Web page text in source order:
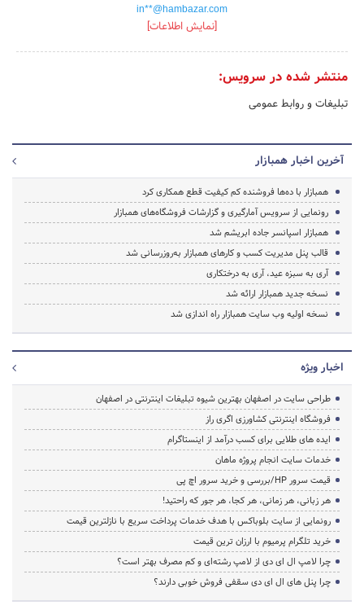
in**@hambazar.com
[نمایش اطلاعات]
منتشر شده در سرویس:
تبلیغات و روابط عمومی
آخرین اخبار همبازار
همبازار با ده‌ها فروشنده کم کیفیت قطع همکاری کرد
رونمایی از سرویس آمارگیری و گزارشات فروشگاه‌های همبازار
همبازار اسپانسر جاده ابریشم شد
قالب پنل مدیریت کسب و کارهای همبازار به‌روزرسانی شد
آری به سبزه عید، آری به درختکاری
نسخه جدید همبازار ارائه شد
نسخه اولیه وب سایت همبازار راه اندازی شد
اخبار ویژه
طراحی سایت در اصفهان بهترین شیوه تبلیغات اینترنتی در اصفهان
فروشگاه اینترنتی کشاورزی اگری راز
ایده های طلایی برای کسب درآمد از اینستاگرام
خدمات سایت انجام پروژه ماهان
قیمت سرور HP/بررسی و خرید سرور اچ پی
هر زبانی، هر زمانی، هر کجا، هر جور که راحتید!
رونمایی از سایت بلوباکس با هدف خدمات پرداخت سریع با نازلترین قیمت
خرید تلگرام پرمیوم با ارزان ترین قیمت
چرا لامپ ال ای دی از لامپ رشته‌ای و کم مصرف بهتر است؟
چرا پنل های ال ای دی سقفی فروش خوبی دارند؟